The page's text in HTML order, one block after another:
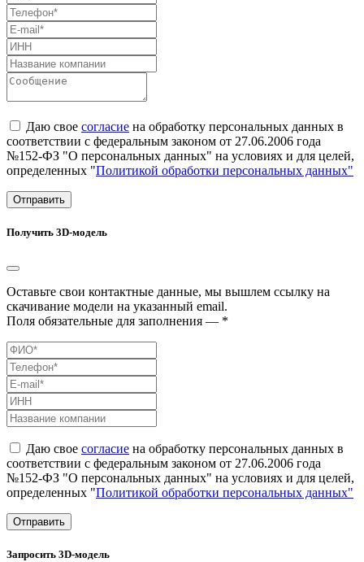
Даю свое согласие на обработку персональных данных в
соответствии с федеральным законом от 27.06.2006 года
№152-ФЗ "О персональных данных" на условиях и для целей,
определенных "Политикой обработки персональных данных"
Отправить
Получить 3D-модель
Оставьте свои контактные данные, мы вышлем ссылку на
скачивание модели на указанный email.
Поля обязательные для заполнения — *
Даю свое согласие на обработку персональных данных в
соответствии с федеральным законом от 27.06.2006 года
№152-ФЗ "О персональных данных" на условиях и для целей,
определенных "Политикой обработки персональных данных"
Отправить
Запросить 3D-модель